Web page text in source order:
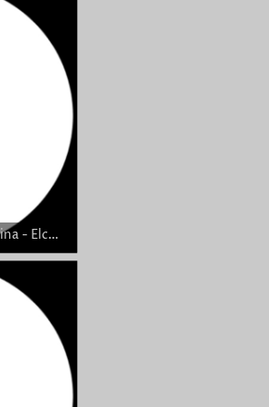
C-Wurf - 1996 - Gillarry´s Barina - Elch v. Römerkastell-Welzheim - 4,4